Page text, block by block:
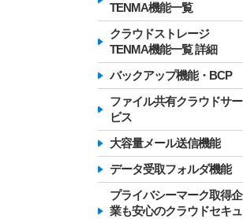
TENMA機能一覧
クラウドストレージ
TENMA機能一覧 詳細
バックアップ機能・BCP
ファイル共有クラウドサー
ビス
大容量メール送信機能
データ受取フォルダ機能
プライバシーマーク取得企
業も安心のクラウドセキュ